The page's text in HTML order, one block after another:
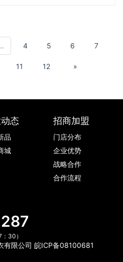
4 5 6 7
11 12 »
态
品
城
招商加盟
门店分布
企业优势
战略合作
合作流程
30）
有限公司 皖ICP备08100681